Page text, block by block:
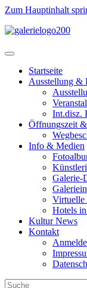
Zum Hauptinhalt
Startseite
Ausstellung &
Int.disz.
Öffnungszeit
Info & Medien
Galerie-
Virtuelle
Hotels
Kultur News
Kontakt